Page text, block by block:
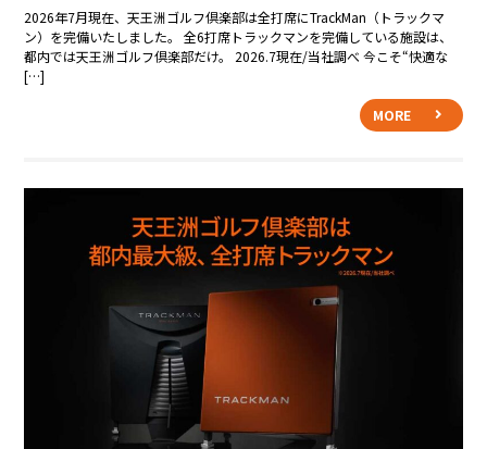
2026年7月現在、天王洲ゴルフ倶楽部は全打席にTrackMan（トラックマ
ン）を完備いたしました。 全6打席トラックマンを完備している施設は、
都内では天王洲ゴルフ倶楽部だけ。 2026.7現在/当社調べ 今こそ“快適な
[…]
MORE